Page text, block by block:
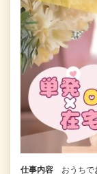
仕事内容 おうちで